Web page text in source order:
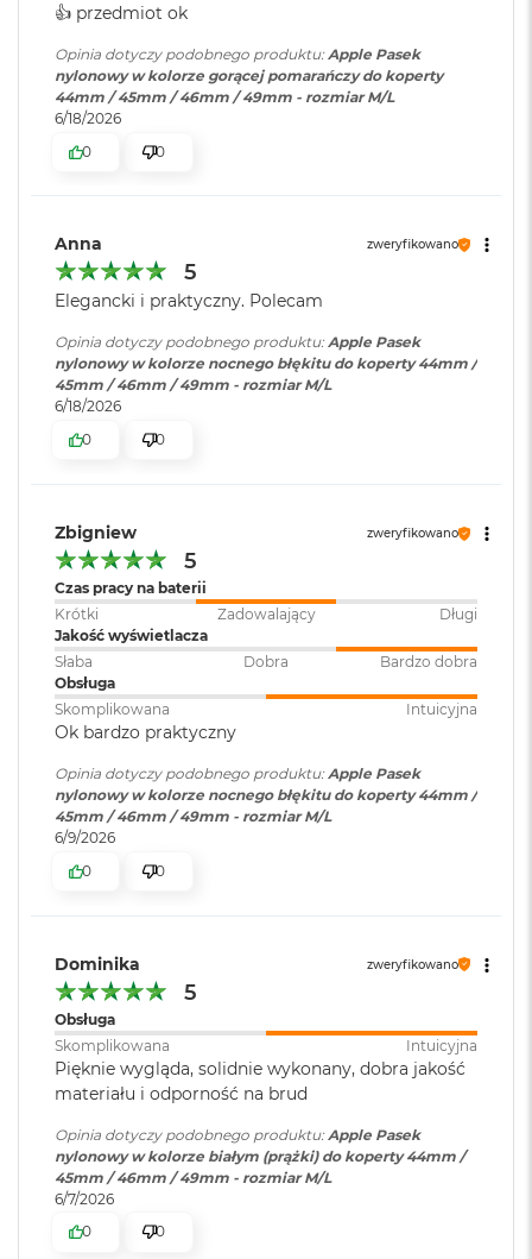
l
o
r
u
B
o
k
A
i
B
ł
ę
k
M
a
c
B
o
o
A
i
r
w
i
e
z
a
r
o
ś
ć
M
c
B
o
o
👍️ przedmiot ok
Opinia dotyczy podobnego produktu: Apple Pasek
nylonowy w kolorze gorącej pomarańczy do koperty
44mm / 45mm / 46mm / 49mm - rozmiar M/L
6/18/2026
0
0
Anna zweryfikowano
5
Elegancki i praktyczny. Polecam
Opinia dotyczy podobnego produktu:Apple Pasek
nylonowy w kolorze nocnego błękitu do koperty 44mm /
45mm / 46mm / 49mm - rozmiar M/L
6/18/2026
0
0
Zbigniew zweryfikowano
5
Czas pracy na baterii
Krótki
Zadowalający
Długi
Jakość wyświetlacza
Słaba
Dobra
Bardzo dobra
Obsługa
Skomplikowana
Intuicyjna
Ok bardzo praktyczny
Opinia dotyczy podobnego produktu:Apple Pasek
nylonowy w kolorze nocnego błękitu do koperty 44mm /
45mm / 46mm / 49mm - rozmiar M/L
6/9/2026
0
0
Dominika zweryfikowano
5
Obsługa
Skomplikowana
Intuicyjna
Pięknie wygląda, solidnie wykonany, dobra jakość
materiału i odporność na brud
Opinia dotyczy podobnego produktu: Apple Pasek
nylonowy w kolorze białym (prążki) do koperty 44mm /
45mm / 46mm / 49mm - rozmiar M/L
6/7/2026
0
0